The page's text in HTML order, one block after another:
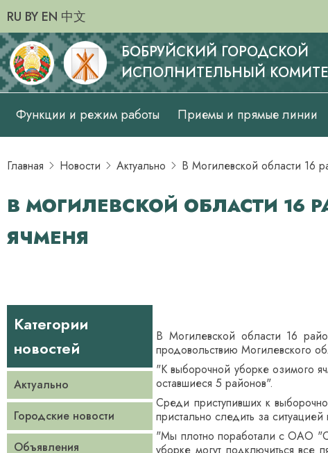
RU BY EN 中文
БОБРУЙСКИЙ ГОРОДСКОЙ
ИСПОЛНИТЕЛЬНЫЙ
Основная
навигация
Функции и режим работы Приемы и прямые линии
Главная Новости Актуально В Могилевской области 16
В МОГИЛЕВСКОЙ ОБЛАСТИ 16
ЯЧМЕНЯ
Категории
новостей
Актуально
Городские новости
Объявления
В Могилевской области 16
продовольствию Могилевского
"К выборочной уборке озимого
оставшиеся 5 районов".
Среди приступивших к
пристально следить за ситуацией
"Мы плотно поработали с ОАО